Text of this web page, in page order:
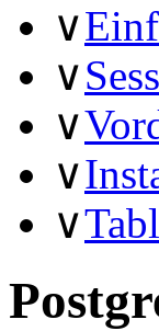
∨
∨
∨
∨
∨